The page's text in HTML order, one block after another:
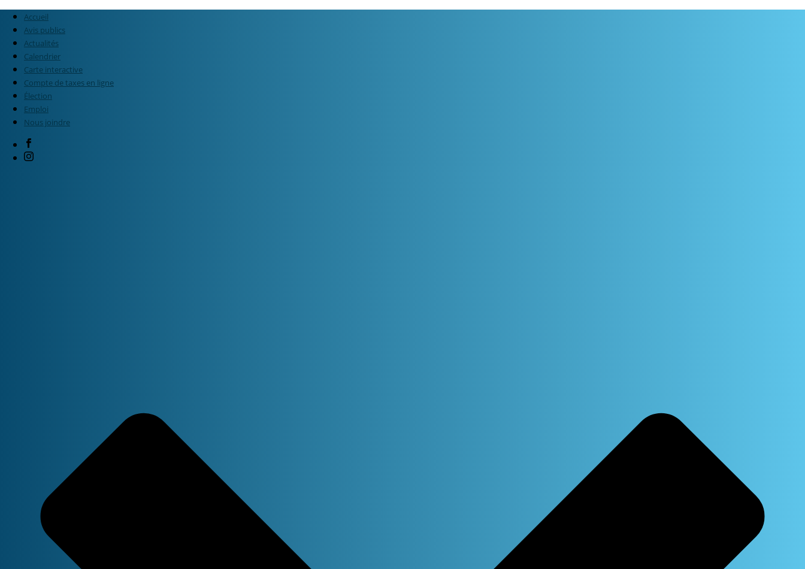
Accueil
Avis publics
Actualités
Calendrier
Carte interactive
Compte de taxes en ligne
Élection
Emploi
Nous joindre